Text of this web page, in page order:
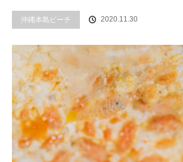
沖縄本島ビーチ 2020.11.30